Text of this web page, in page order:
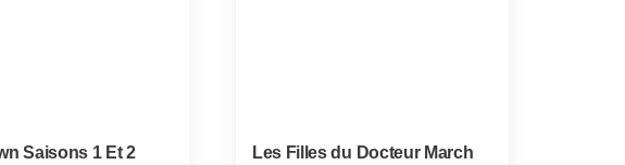
Saisons 1 Et 2 Les Filles du Docteur March